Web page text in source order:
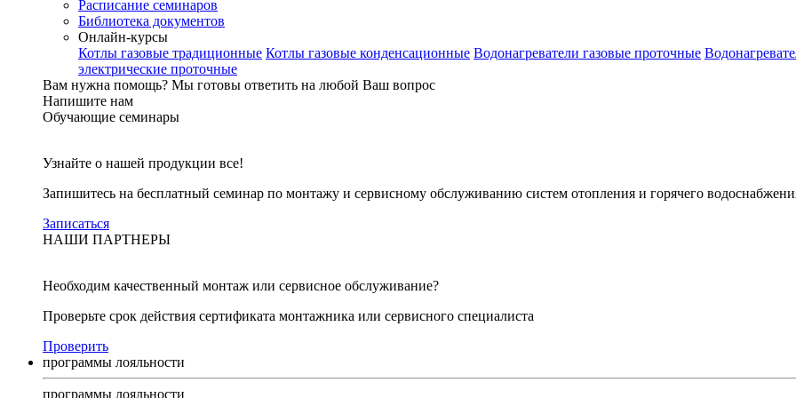
Расписание семинаров
Библиотека документов
Онлайн-курсы
Котлы газовые традиционные Котлы газовые конденсационные Водонагреватели газовые проточные
электрические проточные
Вам нужна помощь? Мы готовы ответить на любой Ваш вопрос
Напишите нам
Обучающие семинары
Узнайте о нашей продукции все!
Запишитесь на бесплатный семинар по монтажу и сервисному обслуживанию систем отопления и горячего
Записаться
НАШИ ПАРТНЕРЫ
Необходим качественный монтаж или сервисное обслуживание?
Проверьте срок действия сертификата монтажника или сервисного специалиста
Проверить
программы лояльности
программы лояльности